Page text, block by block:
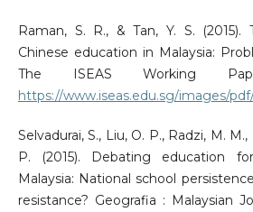
Raman, S. R., & Tan, Y. S.
Chinese education in Malaysia:
The ISEAS Working
https://www.iseas.edu.sg/images/
Selvadurai, S., Liu, O. P., Radzi, M.
P. (2015). Debating education
Malaysia: National school
resistance? Geografia : Malaysian